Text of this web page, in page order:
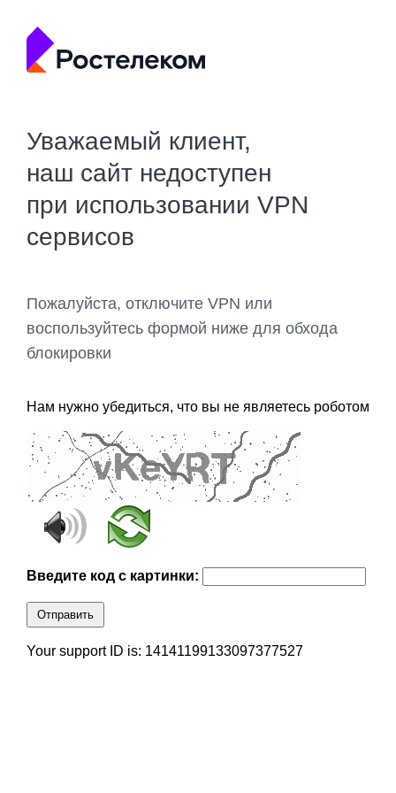
Уважаемый клиент,
наш сайт недоступен
при использовании VPN
сервисов
Пожалуйста, отключите VPN или
воспользуйтесь формой ниже для обхода
блокировки
Нам нужно убедиться, что вы не являетесь роботом
Введите код с картинки:
Отправить
Your support ID is: 14141199133097377527